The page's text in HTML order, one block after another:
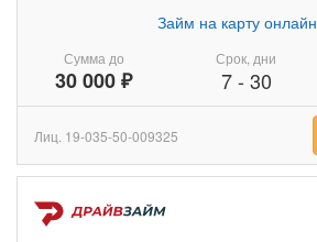
Сумма до
30 000 ₽
Займ на карту онлайн
Срок, дни
7- 30
Лиц. 19-035-50-009325